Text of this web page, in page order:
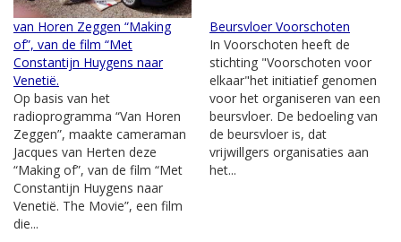
van Horen Zeggen “Making
of”, van de film “Met
Constantijn Huygens naar
Venetië.
Op basis van het
radioprogramma “Van Horen
Zeggen”, maakte cameraman
Jacques van Herten deze
“Making of”, van de film “Met
Constantijn Huygens naar
Venetië. The Movie”, een film
die...
Beursvloer Voorschoten
In Voorschoten heeft de
stichting "Voorschoten voor
elkaar"het initiatief genomen
voor het organiseren van een
beursvloer. De bedoeling van
de beursvloer is, dat
vrijwillgers organisaties aan
het...